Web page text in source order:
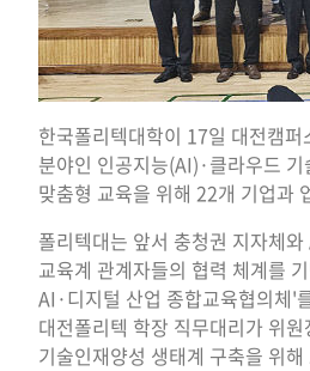
한국폴리텍대학이 17일 대전캠
분야인 인공지능(AI)·클라우드
맞춤형 교육을 위해 22개 기업과
폴리텍대는 앞서 충청권 지자체
교육계 관계자들의 협력 체계를
AI·디지털 산업 종합교육협의체'
대전폴리텍 학장 직무대리가 위
기술인재양성 생태계 구축을 위